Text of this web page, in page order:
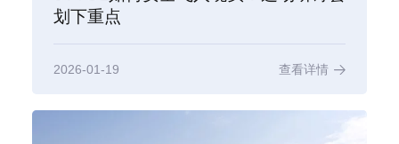
划下重点
2026-01-19 查看详情